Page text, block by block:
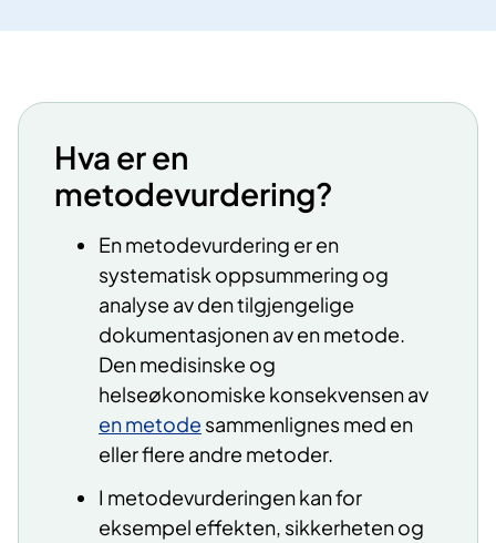
​​​Hva er en
metodevurdering?
En metodevurdering er en
systematisk oppsummering og
analyse av den tilgjengelige
dokumentasjonen av en metode.
Den medisinske og
helseøkonomiske konsekvensen av
en metode sammenlignes med en
eller flere andre metoder.
I metodevurderingen kan for
eksempel effekten, sikkerheten og